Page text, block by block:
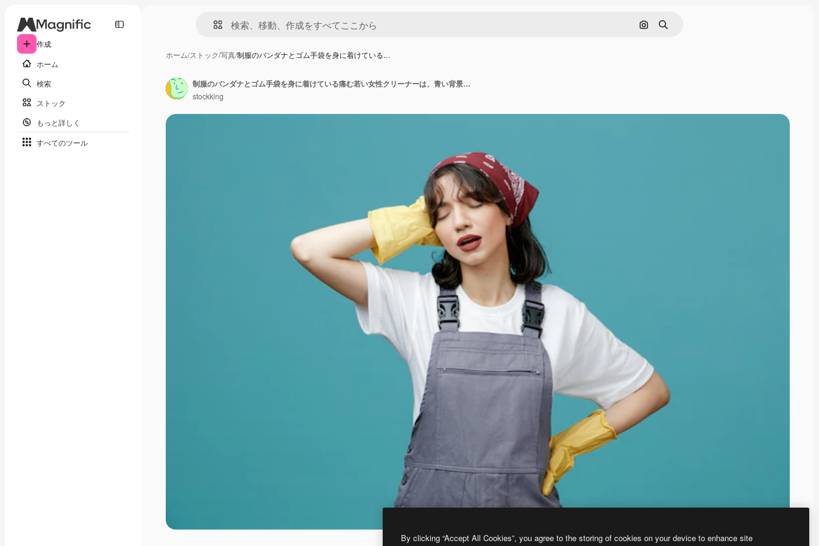
作成
ホーム
検索
ストック
もっと詳しく
すべてのツール
画像で検索
検索
ホーム/ストック/写真/制服のバンダナとゴム手袋を身に着けている…
制服のバンダナとゴム手袋を身に着けている痛む若い女性クリーナーは、青い背景で隔離の目を閉じて頭と腰に手を保ちます
stockking
By clicking “Accept All Cookies”, you agree to the storing of cookies on your device to enhance site